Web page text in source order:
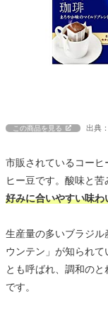
この商品を見る 出典
市販されているコー
ヒー豆です。酸味と苦
好みに合いやすい味わ
生産量の多いブラジ
ウンテン」が知られ
とも呼ばれ、調和の
です。